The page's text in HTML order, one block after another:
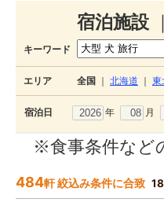
宿泊施設
キーワード
エリア 全国 北海道 東
宿泊日 年 月
※食事条件など
484軒 絞込み条件に合致